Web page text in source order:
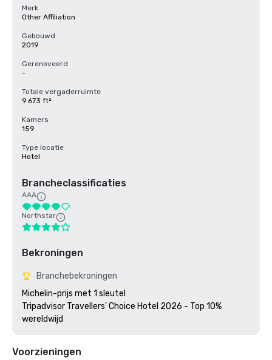
Merk
Other Affiliation
Gebouwd
2019
Gerenoveerd
-
Totale vergaderruimte
9.673 ft²
Kamers
159
Type locatie
Hotel
Brancheclassificaties
AAA
Northstar
Bekroningen
Branchebekroningen
Michelin-prijs met 1 sleutel
Tripadvisor Travellers' Choice Hotel 2026 - Top 10%
wereldwijd
Voorzieningen